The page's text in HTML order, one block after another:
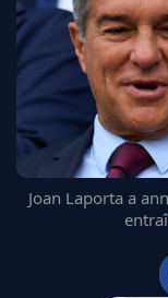
PSG
LIGUE 1
REAL MADRID
FC BARCELONE
MANCHESTER
CHELSEA
ARSENAL
BAYERN
L'AVIS DE LA RÉDAC'
Joan Laporta a